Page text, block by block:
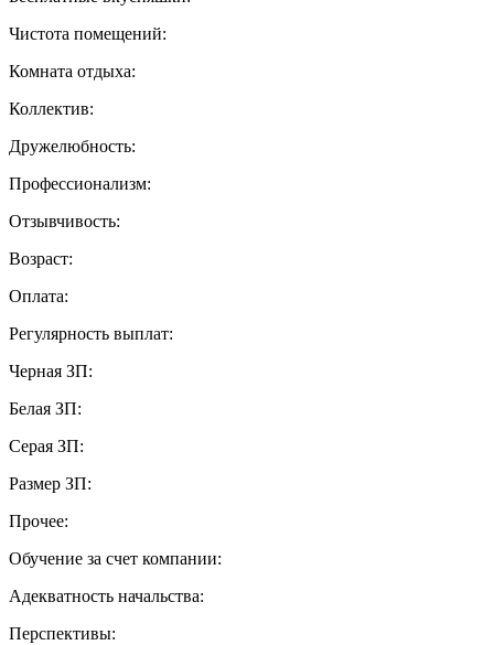
Чистота помещений:
Комната отдыха:
Коллектив:
Дружелюбность:
Профессионализм:
Отзывчивость:
Возраст:
Оплата:
Регулярность выплат:
Черная ЗП:
Белая ЗП:
Серая ЗП:
Размер ЗП:
Прочее:
Обучение за счет компании:
Адекватность начальства:
Перспективы: